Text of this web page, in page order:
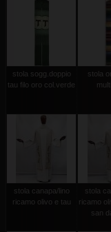
stola sogg.doppio
tau filo oro col.verde
stola
stola canapa/lino
ricamo olivo e tau
stola
ricamo
san